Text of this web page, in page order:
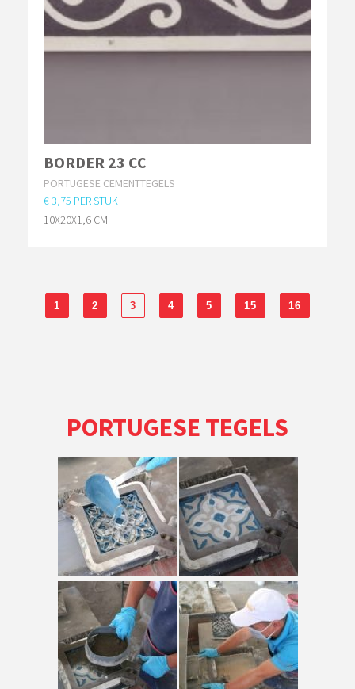
BORDER 23 CC
PORTUGESE CEMENTTEGELS
€ 3,75 PER STUK
10X20X1,6 CM
1 2 3 4 5 15 16
PORTUGESE TEGELS